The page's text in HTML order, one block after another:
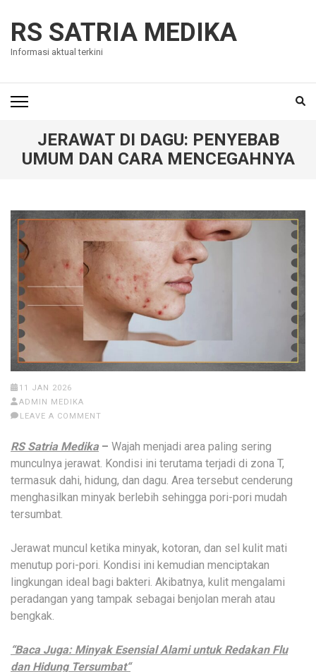
content
(Press
RS SATRIA MEDIKA
Informasi aktual terkini
JERAWAT DI DAGU: PENYEBAB
UMUM DAN CARA MENCEGAHNYA
11 JAN 2026
ADMIN MEDIKA
LEAVE A COMMENT
RS Satria Medika – Wajah menjadi area paling sering
munculnya jerawat. Kondisi ini terutama terjadi di zona T,
termasuk dahi, hidung, dan dagu. Area tersebut cenderung
menghasilkan minyak berlebih sehingga pori-pori mudah
tersumbat.
Jerawat muncul ketika minyak, kotoran, dan sel kulit mati
menutup pori-pori. Kondisi ini kemudian menciptakan
lingkungan ideal bagi bakteri. Akibatnya, kulit mengalami
peradangan yang tampak sebagai benjolan merah atau
bengkak.
“Baca Juga: Minyak Esensial Alami untuk Redakan Flu
dan Hidung Tersumbat“